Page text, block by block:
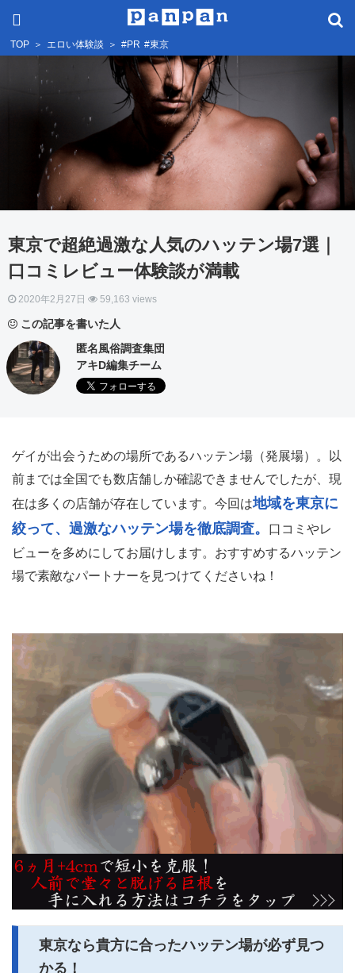
TOP ＞ エロい体験談 ＞ #PR #東京
東京で超絶過激な人気のハッテン場7選｜
口コミレビュー体験談が満載
2020年2月27日 59,163 views
この記事を書いた人
匿名風俗調査集団
アキD編集チーム
ゲイが出会うための場所であるハッテン場（発展場）。以
前までは全国でも数店舗しか確認できませんでしたが、現
在は多くの店舗が存在しています。今回は地域を東京に
絞って、過激なハッテン場を徹底調査。
口コミやレ
ビューを多めにしてお届けします。おすすめするハッテン
場で素敵なパートナーを見つけてくださいね！
東京なら貴方に合ったハッテン場が必ず見つ
かる！